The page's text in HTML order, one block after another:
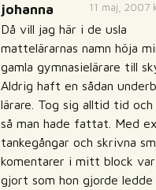
11 maj, 2007
johanna
Då vill jag här i de usla
mattelärarnas namn höja
gamla gymnasielärare till
Aldrig haft en sådan
lärare. Tog sig alltid tid och
så man hade fattat. Med
tankegångar och skrivna
komentarer i mitt block
gjort som hon gjorde